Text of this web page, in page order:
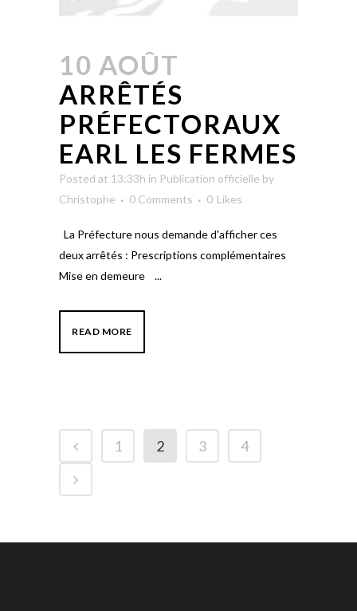
10 AOÛT
ARRÊTÉS
PRÉFECTORAUX
EARL LES FERMES
Posted at 13:33h in Publication officielle by
Christophe
0 Comments 0 Likes
La Préfecture nous demande d'afficher ces
deux arrêtés : Prescriptions complémentaires
Mise en demeure ...
READ MORE
1 2 3 4